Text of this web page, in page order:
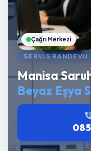
SERVIS RANDEVU
Manisa
Beyaz Eşya
Çağrı Merkezi